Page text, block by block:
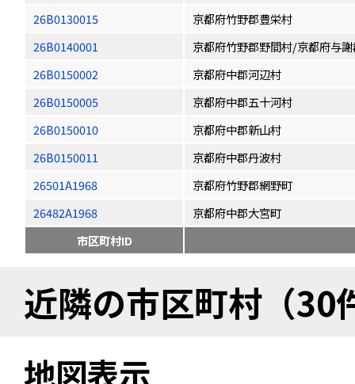
26B0130015
京都府竹野郡豊栄村
26B0140001
京都府竹野郡野間村/京都府与
26B0150002
京都府中郡河辺村
26B0150005
京都府中郡五十河村
26B0150010
京都府中郡新山村
26B0150011
京都府中郡丹波村
26501A1968
京都府竹野郡網野町
26482A1968
京都府中郡大宮町
市区町村ID
近隣の市区町村（30
地図表示